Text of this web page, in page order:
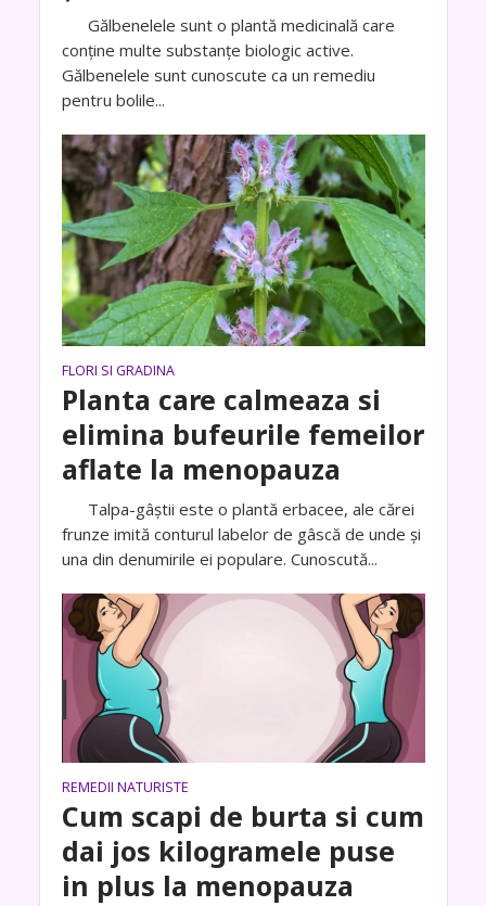
Gălbenelele sunt o plantă medicinală care
conține multe substanțe biologic active.
Gălbenelele sunt cunoscute ca un remediu
pentru bolile...
FLORI SI GRADINA
Planta care calmeaza si
elimina bufeurile femeilor
aflate la menopauza
Talpa-gâştii este o plantă erbacee, ale cărei
frunze imită conturul labelor de gâscă de unde şi
una din denumirile ei populare. Cunoscută...
REMEDII NATURISTE
Cum scapi de burta si cum
dai jos kilogramele puse
in plus la menopauza